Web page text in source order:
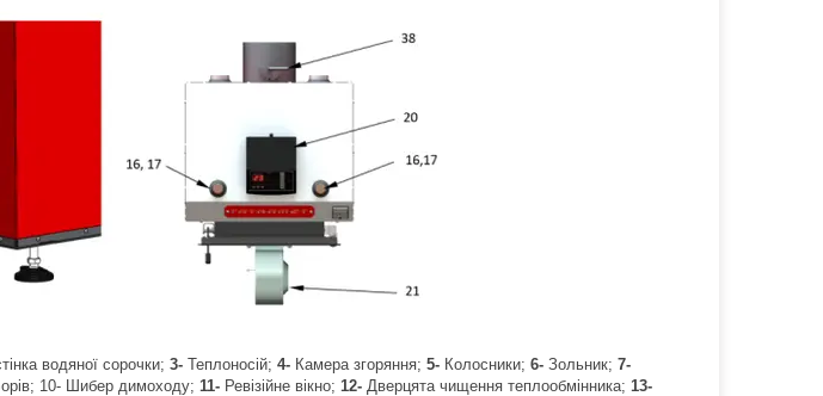
водяної сорочки; 3- Теплоносій; 4- Камера згоряння; 5- Колосники; 6- Зольник; 7-
10- Шибер димоходу; 11- Ревізійне вікно; 12- Дверцята чищення теплообмінника; 13-